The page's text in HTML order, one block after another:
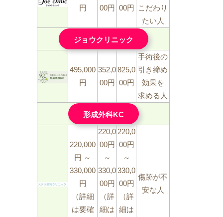
円
00円 00円
こだわり
たい人
ジョウクリニック
495,000
円
352,0
00円
825,0
00円
手術後の
引き締め
効果を
求める人
形成外科KC
220,000
円​ ～
330,000
円
（詳細
は要確
220,0
00円​
～
330,0
00円
（詳
細は
220,0
00円​
～
330,0
00円
（詳
細は
傷跡が不
安な人